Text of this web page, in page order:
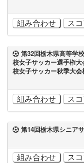
組み合わせ ス
第32回栃木県高等学
校女子サッカー選手権
校女子サッカー秋季大
組み合わせ ス
第14回栃木県シニア
組み合わせ ス